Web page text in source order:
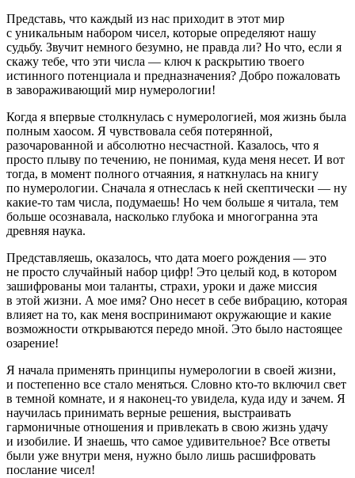
Представь, что каждый из нас приходит в этот мир
с уникальным набором чисел, которые определяют нашу
судьбу. Звучит немного безумно, не правда ли? Но что, если я
скажу тебе, что эти числа — ключ к раскрытию твоего
истинного потенциала и предназначения? Добро пожаловать
в завораживающий мир нумерологии!
Когда я впервые столкнулась с нумерологией, моя жизнь была
полным хаосом. Я чувствовала себя потерянной,
разочарованной и абсолютно несчастной. Казалось, что я
просто плыву по течению, не понимая, куда меня несет. И вот
тогда, в момент полного отчаяния, я наткнулась на книгу
по нумерологии. Сначала я отнеслась к ней скептически — ну
какие-то там числа, подумаешь! Но чем больше я читала, тем
больше осознавала, насколько глубока и многогранна эта
древняя наука.
Представляешь, оказалось, что дата моего рождения — это
не просто случайный набор цифр! Это целый код, в котором
зашифрованы мои таланты, страхи, уроки и даже миссия
в этой жизни. А мое имя? Оно несет в себе вибрацию, которая
влияет на то, как меня воспринимают окружающие и какие
возможности открываются передо мной. Это было настоящее
озарение!
Я начала применять принципы нумерологии в своей жизни,
и постепенно все стало меняться. Словно кто-то включил свет
в темной комнате, и я наконец-то увидела, куда иду и зачем. Я
научилась принимать верные решения, выстраивать
гармоничные отношения и привлекать в свою жизнь удачу
и изобилие. И знаешь, что самое удивительное? Все ответы
были уже внутри меня, нужно было лишь расшифровать
послание чисел!